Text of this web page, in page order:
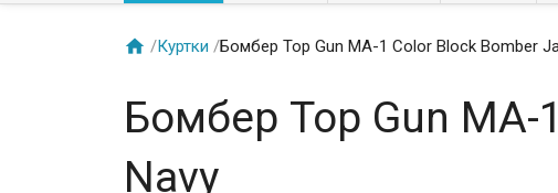
 /Куртки /Бомбер Top Gun MA-1 Color Block Bomber
Бомбер Top Gun
Navy